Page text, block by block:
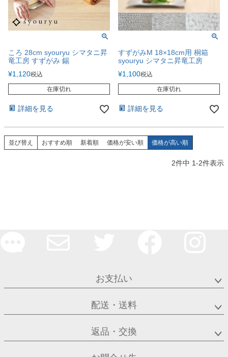
ころ 28cm syouryu シマタニ昇
竜工房 すずがみ 錫
¥1,120税込
在庫切れ
詳細を見る
すずがみM 18×18cm用 桐箱
syouryu シマタニ昇竜工房
¥1,100税込
在庫切れ
詳細を見る
並び替え おすすめ順 新着順 価格が安い順 価格が高い順
2件中 1-2件表示
お支払い
配送・送料
返品・交換